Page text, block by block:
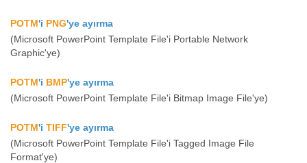
POTM'i PNG'ye ayırma
(Microsoft PowerPoint Template File'i Portable Network
Graphic'ye)
POTM'i BMP'ye ayırma
(Microsoft PowerPoint Template File'i Bitmap Image File'ye)
POTM'i TIFF'ye ayırma
(Microsoft PowerPoint Template File'i Tagged Image File
Format'ye)